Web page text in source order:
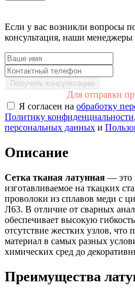
Если у вас возникли вопросы
консультация, наши менеджеры
Получить консультацию
Для отправки
Я согласен на обработку
Политику конфиденциальности,
персональных данных и
Описание
Сетка тканая латунная — это
изготавливаемое на ткацких
проволоки из сплавов меди с
Л63. В отличие от сварных
обеспечивает высокую
отсутствие жестких узлов, что
материал в самых разных
химических сред до
Преимущества